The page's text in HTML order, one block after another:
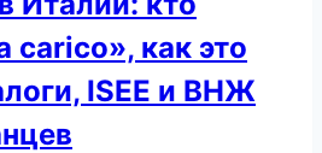
carico», как это
ISEE и ВНЖ